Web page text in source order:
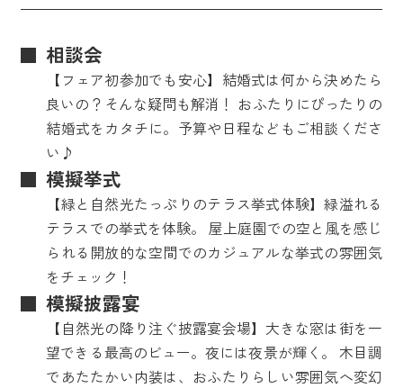
相談会
【フェア初参加でも安心】結婚式は何から決めたら
良いの？そんな疑問も解消！ おふたりにぴったりの
結婚式をカタチに。予算や日程などもご相談くださ
い♪
模擬挙式
【緑と自然光たっぷりのテラス挙式体験】緑溢れる
テラスでの挙式を体験。 屋上庭園での空と風を感じ
られる開放的な空間でのカジュアルな挙式の雰囲気
をチェック！
模擬披露宴
【自然光の降り注ぐ披露宴会場】大きな窓は街を一
望できる最高のビュー。夜には夜景が輝く。 木目調
であたたかい内装は、おふたりらしい雰囲気へ変幻